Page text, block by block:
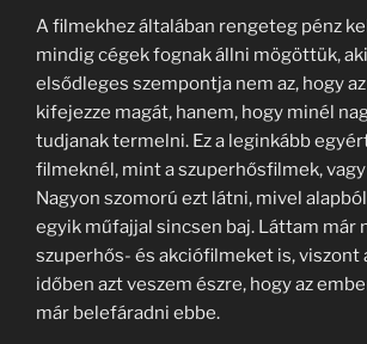
A filmekhez általában rengeteg pénz
mindig cégek fognak állni mögöttük,
elsődleges szempontja nem az, hogy
kifejezze magát, hanem, hogy minél
tudjanak termelni. Ez a leginkább
filmeknél, mint a szuperhősfilmek,
Nagyon szomorú ezt látni, mivel
egyik műfajjal sincsen baj. Láttam már
szuperhős- és akciófilmeket is, viszont
időben azt veszem észre, hogy az
már belefáradni ebbe.